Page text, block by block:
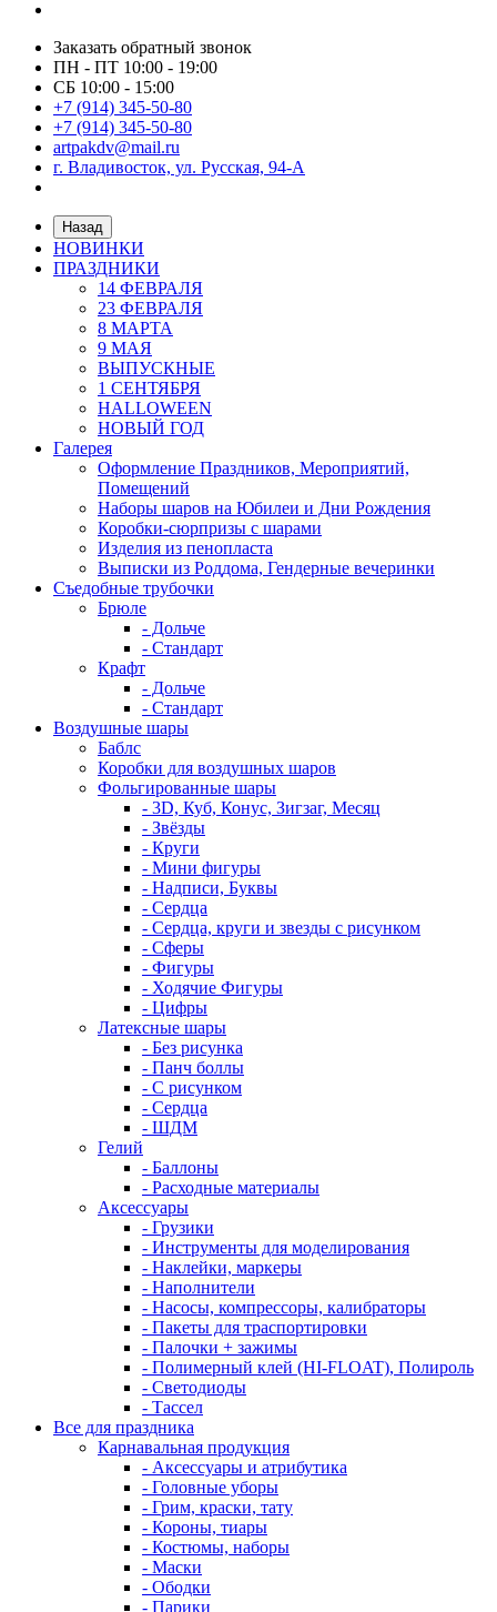
Заказать обратный звонок
ПН - ПТ 10:00 - 19:00
СБ 10:00 - 15:00
+7 (914) 345-50-80
+7 (914) 345-50-80
artpakdv@mail.ru
г. Владивосток, ул. Русская, 94-А
Назад
НОВИНКИ
ПРАЗДНИКИ
14 ФЕВРАЛЯ
23 ФЕВРАЛЯ
8 МАРТА
9 МАЯ
ВЫПУСКНЫЕ
1 СЕНТЯБРЯ
HALLOWEEN
НОВЫЙ ГОД
Галерея
Оформление Праздников, Мероприятий,
Помещений
Наборы шаров на Юбилеи и Дни Рождения
Коробки-сюрпризы с шарами
Изделия из пенопласта
Выписки из Роддома, Гендерные вечеринки
Съедобные трубочки
Брюле
- Дольче
- Стандарт
Крафт
- Дольче
- Стандарт
Воздушные шары
Баблс
Коробки для воздушных шаров
Фольгированные шары
- 3D, Куб, Конус, Зигзаг, Месяц
- Звёзды
- Круги
- Мини фигуры
- Надписи, Буквы
- Сердца
- Сердца, круги и звезды с рисунком
- Сферы
- Фигуры
- Ходячие Фигуры
- Цифры
Латексные шары
- Без рисунка
- Панч боллы
- С рисунком
- Сердца
- ШДМ
Гелий
- Баллоны
- Расходные материалы
Аксессуары
- Грузики
- Инструменты для моделирования
- Наклейки, маркеры
- Наполнители
- Насосы, компрессоры, калибраторы
- Пакеты для траспортировки
- Палочки + зажимы
- Полимерный клей (HI-FLOAT), Полироль
- Светодиоды
- Тассел
Все для праздника
Карнавальная продукция
- Аксессуары и атрибутика
- Головные уборы
- Грим, краски, тату
- Короны, тиары
- Костюмы, наборы
- Маски
- Ободки
- Парики